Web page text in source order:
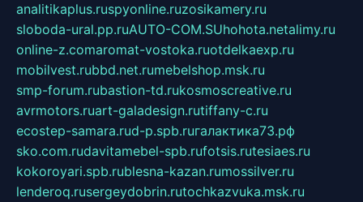
analitikaplus.ruspyonline.ruzosikamery.ru
sloboda-ural.pp.ruAUTO-COM.SUhohota.netalimy.ru
online-z.comaromat-vostoka.ruotdelkaexp.ru
mobilvest.rubbd.net.rumebelshop.msk.ru
smp-forum.rubastion-td.rukosmoscreative.ru
avrmotors.ruart-galadesign.rutiffany-c.ru
ecostep-samara.rud-p.spb.ruгалактика73.рф
sko.com.rudavitamebel-spb.rufotsis.rutesiaes.ru
kokoroyari.spb.rublesna-kazan.rumossilver.ru
lenderoq.rusergeydobrin.rutochkazvuka.msk.ru